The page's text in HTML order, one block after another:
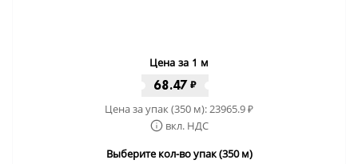
Цена за 1 м
68.47₽
Цена за упак (350 м):23965.9₽
вкл. НДС
Выберите кол-во упак (350 м)